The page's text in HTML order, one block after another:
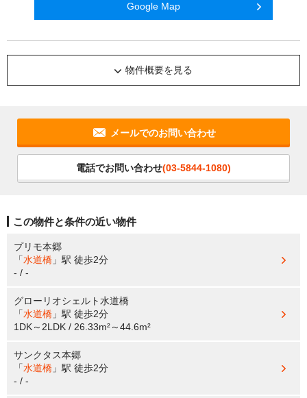
Google Map
物件概要を見る
メールでのお問い合わせ
電話でお問い合わせ(03-5844-1080)
この物件と条件の近い物件
プリモ本郷
「水道橋 」駅 徒歩2分
- / -
グローリオシェルト水道橋
「水道橋 」駅 徒歩2分
1DK～2LDK / 26.33m²～44.6m²
サンクタス本郷
「水道橋 」駅 徒歩2分
- / -